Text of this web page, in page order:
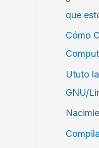
que
Cómo
Ututo
GNU/